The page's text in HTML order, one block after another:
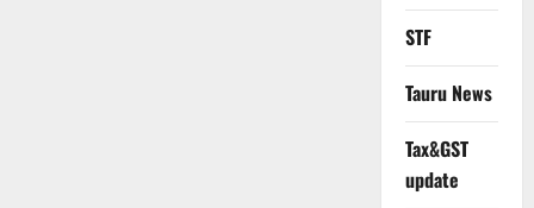
STF
Tauru News
Tax&GST
update